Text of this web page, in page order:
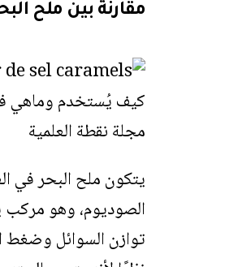
مقارنة بين ملح
يتكون ملح البحر في
الصوديوم، وهو
توازن السوائل وضغط